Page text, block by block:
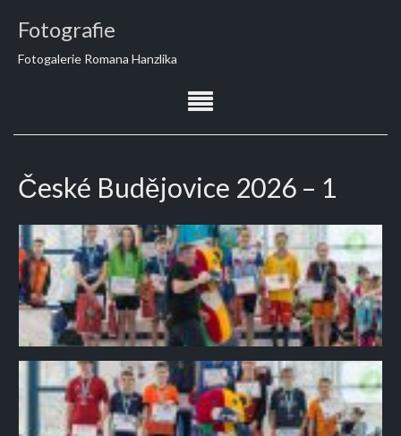
Fotografie
Fotogalerie Romana Hanzlika
České Budějovice 2026 – 1